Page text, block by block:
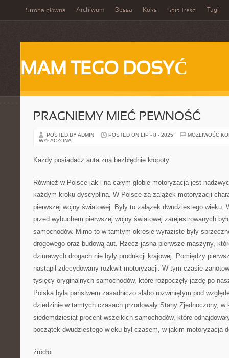
Strona główna Archiwum Bessa Koks Spis Treści Tagi
MAM TEGO DOSYĆ
PRAGNIEMY MIEĆ PEWNOŚĆ
POSTED BY ADMIN POSTED ON LIP - 8 - 2025
MOŻLIWOŚĆ
WYŁĄCZONA
Każdy posiadacz auta zna bezbłędnie kłopoty
Również w Polsce jak i na całym globie motoryzacja jest
każdym kroku dyscypliną. W Polsce za zalążek motoryzacji
pierwszej wojny światowej. Były to zalążek dwudziestego wieku.
przed wybuchem pierwszej wojny światowej zarejestrowanych
samochodów. Mimo to w tamtym okresie wyraziste były
drogowego oraz budową aut. Rzecz jasna pierwsze maszyny,
dziurawych drogach nie były produkcji krajowej. Pomiędzy
nastąpił zdecydowany rozkwit motoryzacji. W tym czasie
tysięcy oryginalnych samochodów, które rozpoczęły jazdę po
Polska była państwem zasadniczo słabo rozwiniętym pod
dziedzinie w tamtych czasach przodowały Stany Zjednoczony, w
siedemdziesiąt procent wszelkich samochodów, które
początek dwudziestego wieku był czasem, w jakim motoryzacja
źródło: